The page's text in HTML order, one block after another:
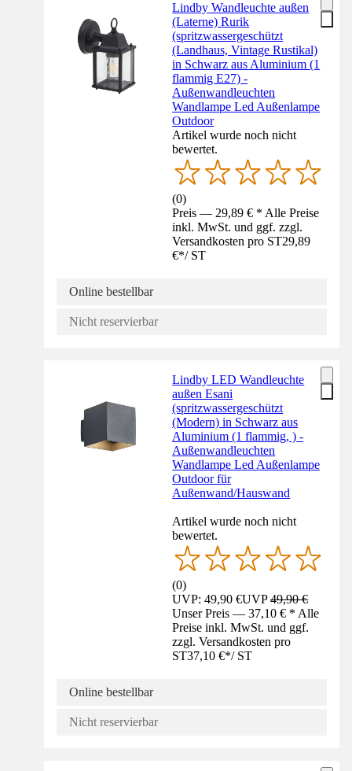
Lindby Wandleuchte außen
(Laterne) Rurik
(spritzwassergeschützt
(Landhaus, Vintage Rustikal)
in Schwarz aus Aluminium (1
flammig E27) -
Außenwandleuchten
Wandlampe Led Außenlampe
Outdoor
Artikel wurde noch nicht
bewertet.
(0)
Preis — 29,89 € * Alle Preise
inkl. MwSt. und ggf. zzgl.
Versandkosten pro ST29,89
€*/ ST
Online bestellbar
Nicht reservierbar
Lindby LED Wandleuchte
außen Esani
(spritzwassergeschützt
(Modern) in Schwarz aus
Aluminium (1 flammig, ) -
Außenwandleuchten
Wandlampe Led Außenlampe
Outdoor für
Außenwand/Hauswand
Artikel wurde noch nicht
bewertet.
(0)
UVP: 49,90 €UVP49,90 €
Unser Preis — 37,10 € * Alle
Preise inkl. MwSt. und ggf.
zzgl. Versandkosten pro
ST37,10 €*/ ST
Online bestellbar
Nicht reservierbar